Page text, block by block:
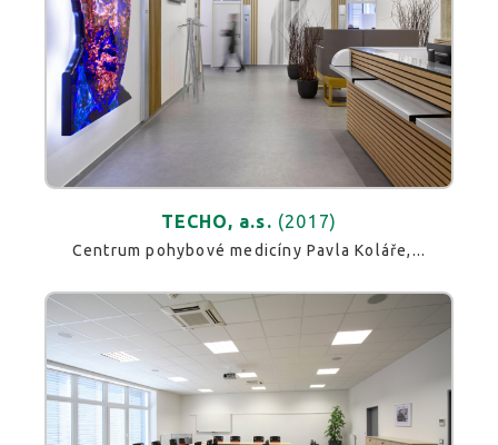
TECHO, a.s. (2017)
Centrum pohybové medicíny Pavla Koláře,...